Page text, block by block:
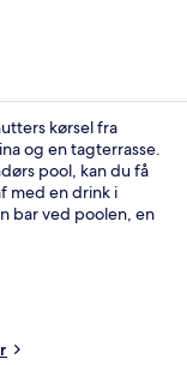
kørsel fra
og en tagterrasse.
pool, kan du få
med en drink i
bar ved poolen, en
derfra til